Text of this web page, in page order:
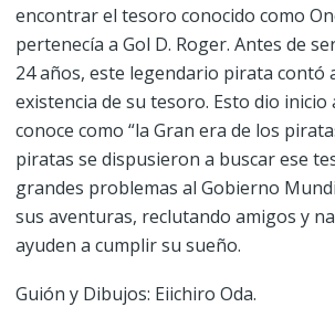
encontrar el tesoro conocido como
pertenecía a Gol D. Roger. Antes de
24 años, este legendario pirata contó
existencia de su tesoro. Esto dio inicio
conoce como “la Gran era de los
piratas se dispusieron a buscar ese
grandes problemas al Gobierno
sus aventuras, reclutando amigos y
ayuden a cumplir su sueño.
Guión y Dibujos: Eiichiro Oda.